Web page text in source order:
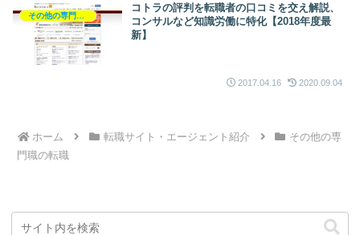
コトラの評判を転職者の口コミを交え解説、
コンサルなど知識労働に特化【2018年度最
新】
2017.04.16 2020.09.04
ホーム 転職サイト・エージェント紹介
その他の専
門職の転職